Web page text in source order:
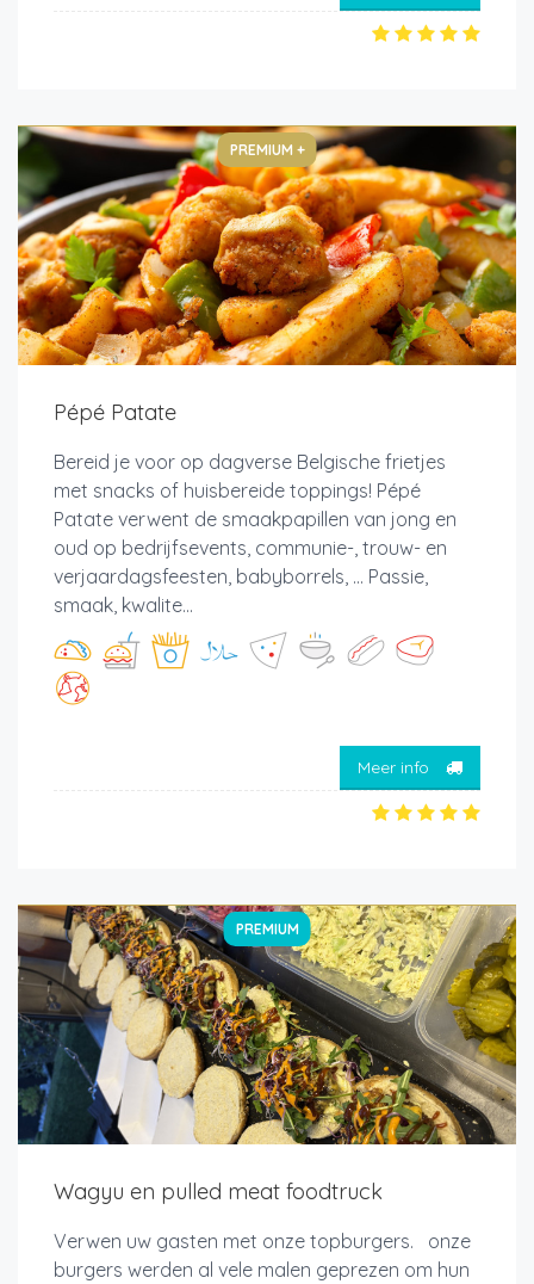
PREMIUM +
Pépé Patate
Bereid je voor op dagverse Belgische frietjes
met snacks of huisbereide toppings! Pépé
Patate verwent de smaakpapillen van jong en
oud op bedrijfsevents, communie-, trouw- en
verjaardagsfeesten, babyborrels, ... Passie,
smaak, kwalite...
Meer info
PREMIUM
Wagyu en pulled meat foodtruck
Verwen uw gasten met onze topburgers. onze
burgers werden al vele malen geprezen om hun